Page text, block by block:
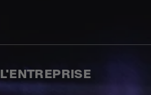
L'ENTREPRISE